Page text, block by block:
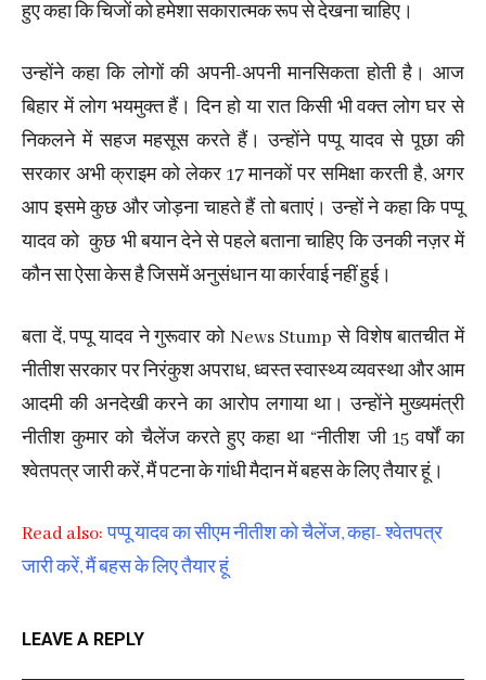
हुए कहा कि चिजों को हमेशा सकारात्मक रूप से देखना चाहिए।
उन्होंने कहा कि लोगों की अपनी-अपनी मानसिकता होती है। आज
बिहार में लोग भयमुक्त हैं। दिन हो या रात किसी भी वक्त लोग घर से
निकलने में सहज महसूस करते हैं। उन्होंने पप्पू यादव से पूछा की
सरकार अभी क्राइम को लेकर 17 मानकों पर समिक्षा करती है, अगर
आप इसमे कुछ और जोड़ना चाहते हैं तो बताएं। उन्हों ने कहा कि पप्पू
यादव को कुछ भी बयान देने से पहले बताना चाहिए कि उनकी नज़र में
कौन सा ऐसा केस है जिसमें अनुसंधान या कार्रवाई नहीं हुई।
बता दें, पप्पू यादव ने गुरूवार को News Stump से विशेष बातचीत में
नीतीश सरकार पर निरंकुश अपराध, ध्वस्त स्वास्थ्य व्यवस्था और आम
आदमी की अनदेखी करने का आरोप लगाया था। उन्होंने मुख्यमंत्री
नीतीश कुमार को चैलेंज करते हुए कहा था “नीतीश जी 15 वर्षों का
श्वेतपत्र जारी करें, मैं पटना के गांधी मैदान में बहस के लिए तैयार हूं।
Read also:पप्पू यादव का सीएम नीतीश को चैलेंज, कहा- श्वेतपत्र
जारी करें, मैं बहस के लिए तैयार हूं
LEAVE A REPLY